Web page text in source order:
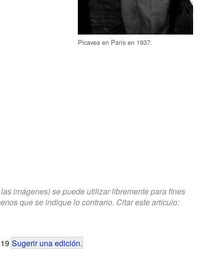
Picavea en París en 1937.
imágenes) se puede utilizar libremente para fines
que se indique lo contrario. Citar este artículo:
Sugerir una edición.